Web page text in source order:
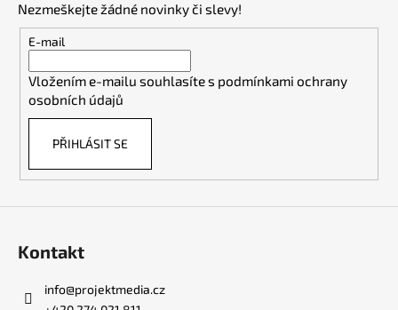
Nezmeškejte žádné novinky či slevy!
E-mail
Vložením e-mailu souhlasíte s podmínkami ochrany
osobních údajů
PŘIHLÁSIT SE
Kontakt
info@projektmedia.cz